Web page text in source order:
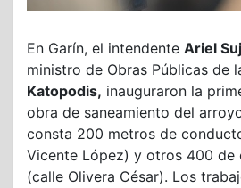
En Garín, el intendente Ariel
ministro de Obras Públicas de
Katopodis, inauguraron la
obra de saneamiento del
consta 200 metros de
Vicente López) y otros 400
(calle Olivera César). Los